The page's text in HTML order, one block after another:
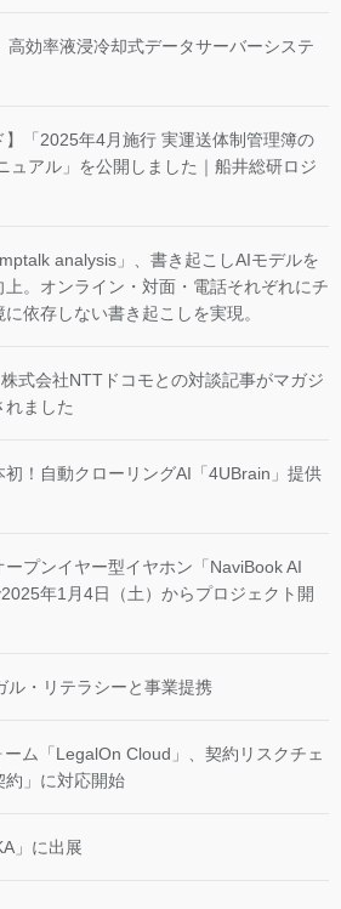
高効率液浸冷却式データサーバーシステ
】「2025年4月施行 実運送体制管理簿の
ュアル」を公開しました｜船井総研ロジ
analysis」、書き起こしAIモデルを
上。オンライン・対面・電話それぞれにチ
依存しない書き起こしを実現。
式会社NTTドコモとの対談記事がマガジ
れました
！自動クローリングAI「4UBrain」提供
プンイヤー型イヤホン「NaviBook AI
年1月4日（土）からプロジェクト開
ル・リテラシーと事業提携
ム「LegalOn Cloud」、契約リスクチェ
約」に対応開始
」に出展